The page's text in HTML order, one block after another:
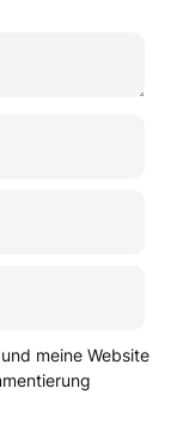
meine Website